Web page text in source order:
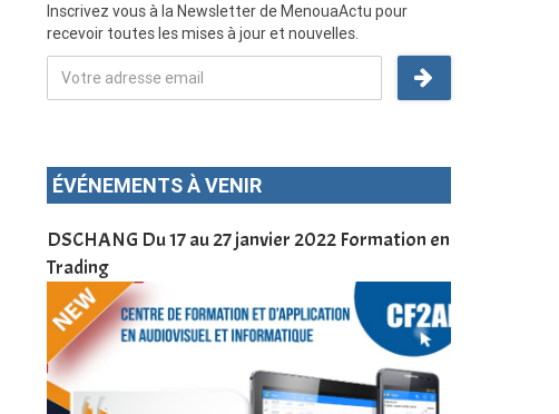
Inscrivez vous à la Newsletter de MenouaActu pour
recevoir toutes les mises à jour et nouvelles.
ÉVÉNEMENTS À VENIR
DSCHANG Du 17 au 27 janvier 2022 Formation en
Trading
Cameroun